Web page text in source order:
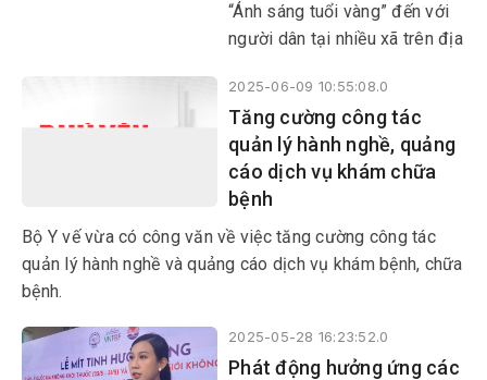
“Ánh sáng tuổi vàng” đến với
người dân tại nhiều xã trên địa
hàng nghìn người, đặc biệt là
người cao tuổi, có cơ hội được
khám sàng lọc các bệnh về
mắt như: đục thủy tinh thể,
mộng thịt, glaucoma, các bệnh
lý đáy mắt...
2025-06-09 10:55:08.0
Tăng cường công tác
quản lý hành nghề, quảng
cáo dịch vụ khám chữa
bệnh
Bộ Y vế vừa có công văn về việc tăng cường công tác
quản lý hành nghề và quảng cáo dịch vụ khám bệnh, chữa
bệnh.
2025-05-28 16:23:52.0
Phát động hưởng ứng các